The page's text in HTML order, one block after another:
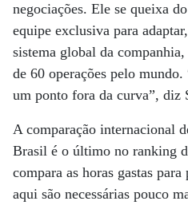
negociações. Ele se queixa
equipe exclusiva para
sistema global da
de 60 operações pelo
um ponto fora da curva”, diz
A comparação internacional
Brasil é o último no ranking
compara as horas gastas
aqui são necessárias pouco